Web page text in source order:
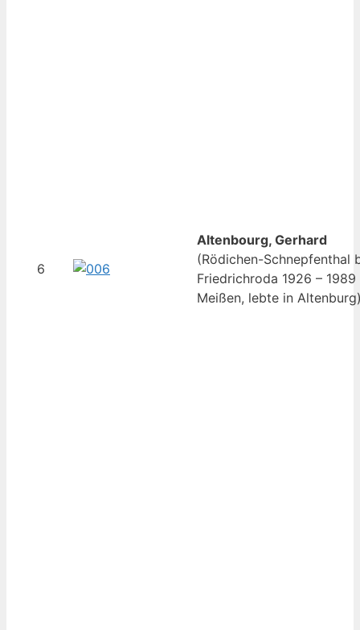
6
Altenbourg, Gerhard
(Rödichen-Schnepfenthal
Friedrichroda 1926 – 1989
Meißen, lebte in